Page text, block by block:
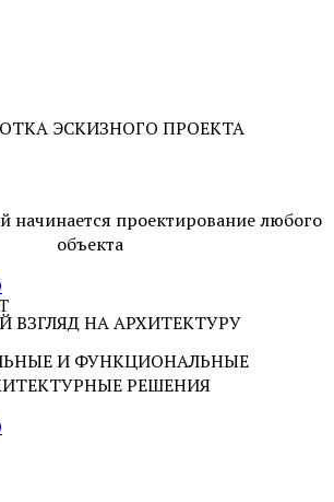
ЭСКИЗНОГО ПРОЕКТА
начинается проектирование любого
объекта
ВЗГЛЯД НА АРХИТЕКТУРУ
И ФУНКЦИОНАЛЬНЫЕ
РЕШЕНИЯ